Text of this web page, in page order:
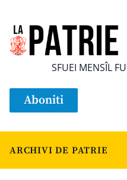
SFUEI MENSÎL
Aboniti
ARCHIVI DE PATRIE